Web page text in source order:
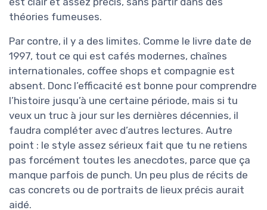
théories fumeuses.
Par contre, il y a des limites. Comme le livre date de
1997, tout ce qui est cafés modernes, chaînes
internationales, coffee shops et compagnie est
absent. Donc l’efficacité est bonne pour comprendre
l’histoire jusqu’à une certaine période, mais si tu
veux un truc à jour sur les dernières décennies, il
faudra compléter avec d’autres lectures. Autre
point : le style assez sérieux fait que tu ne retiens
pas forcément toutes les anecdotes, parce que ça
manque parfois de punch. Un peu plus de récits de
cas concrets ou de portraits de lieux précis aurait
aidé.